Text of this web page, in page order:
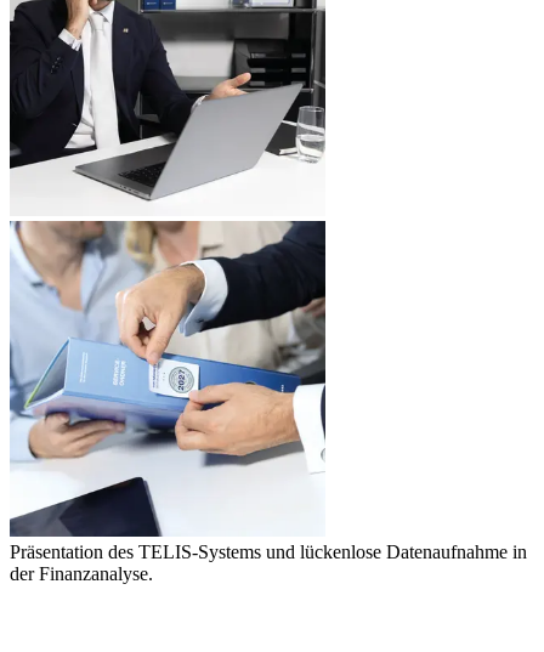
Präsentation des TELIS-Systems und lückenlose Datenaufnahme in
der Finanzanalyse.